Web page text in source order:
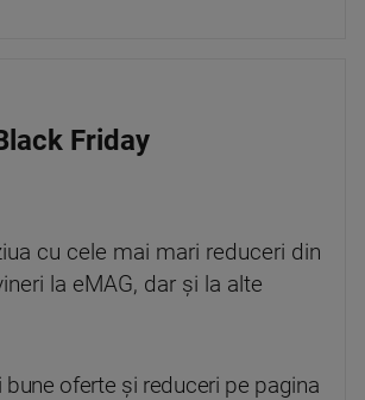
Friday
cu cele mai mari reduceri din
la eMAG, dar şi la alte
bune oferte și reduceri pe pagina